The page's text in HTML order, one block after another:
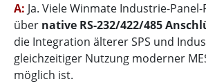
A: Ja. Viele Winmate Industrie-
über native RS-232/422/485
die Integration älterer SPS und
gleichzeitiger Nutzung moderner
möglich ist.